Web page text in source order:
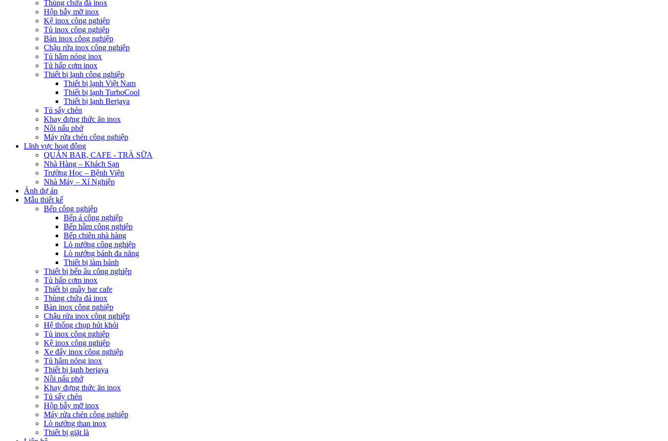
Thùng chứa đá inox
Hộp bẫy mỡ inox
Kệ inox công nghiệp
Tủ inox công nghiệp
Bàn inox công nghiệp
Chậu rửa inox công nghiệp
Tủ hâm nóng inox
Tủ hấp cơm inox
Thiết bị lạnh công nghiệp
Thiết bị lạnh Việt Nam
Thiết bị lạnh TurboCool
Thiết bị lạnh Berjaya
Tủ sấy chén
Khay đựng thức ăn inox
Nồi nấu phở
Máy rửa chén công nghiệp
Lĩnh vực hoạt động
QUÁN BAR, CAFE - TRÀ SỮA
Nhà Hàng – Khách Sạn
Trường Học – Bệnh Viện
Nhà Máy – Xí Nghiệp
Ảnh dự án
Mẫu thiết kế
Bếp công nghiệp
Bếp á công nghiệp
Bếp hầm công nghiệp
Bếp chiên nhà hàng
Lò nướng công nghiệp
Lò nướng bánh đa năng
Thiết bị làm bánh
Thiết bị bếp âu công nghiệp
Tủ hấp cơm inox
Thiết bị quầy bar cafe
Thùng chứa đá inox
Bàn inox công nghiệp
Chậu rửa inox công nghiệp
Hệ thống chụp hút khói
Tủ inox công nghiệp
Kệ inox công nghiệp
Xe đẩy inox công nghiệp
Tủ hâm nóng inox
Thiết bị lạnh berjaya
Nồi nấu phở
Khay đựng thức ăn inox
Tủ sấy chén
Hộp bẫy mỡ inox
Máy rửa chén công nghiệp
Lò nướng than inox
Thiết bị giặt là